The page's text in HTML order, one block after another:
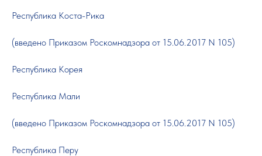
Республика Коста-Рика
(введено Приказом Роскомнадзора от 15.06.2017 N 105)
Республика Корея
Республика Мали
(введено Приказом Роскомнадзора от 15.06.2017 N 105)
Республика Перу